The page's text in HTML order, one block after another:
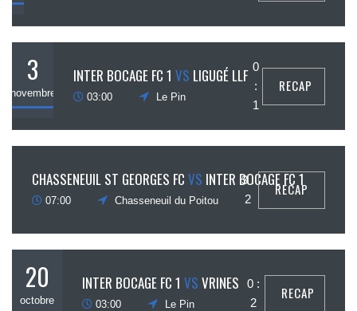
3
novembre
INTER BOCAGE FC 1 VS LIGUGÉ LLF
03:00 Le Pin
0
:
1
RECAP
CHASSENEUIL ST GEORGES FC VS INTER BOCAGE FC 1
07:00 Chasseneuil du Poitou
3 :
2
RECAP
20
octobre
INTER BOCAGE FC 1 VS VRINES
03:00 Le Pin
0 :
2
RECAP